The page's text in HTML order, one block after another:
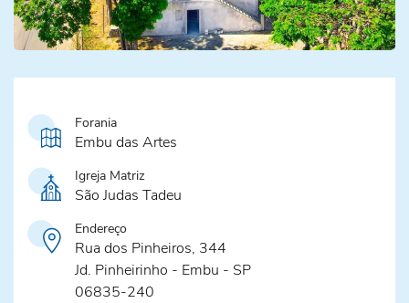
Forania
Embu das Artes
Igreja Matriz
São Judas Tadeu
Endereço
Rua dos Pinheiros, 344
Jd. Pinheirinho - Embu - SP
06835-240